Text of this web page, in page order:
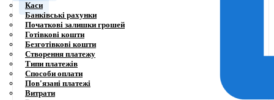
Каси
Банківські рахунки
Початкові залишки грошей
Готівкові кошти
Безготівкові кошти
Створення платежу
Типи платежів
Способи оплати
Пов'язані платежі
Витрати